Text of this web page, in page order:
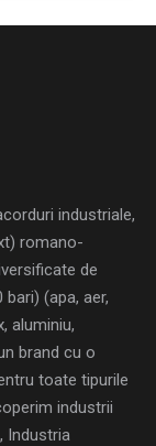
industriale,
romano-
de
(apa, aer,
aluminiu,
brand cu o
toate tipurile
industrii
Industria